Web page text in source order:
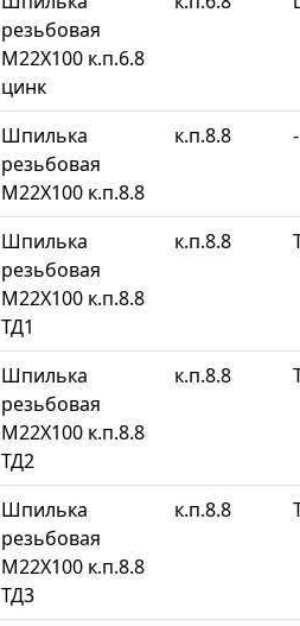
резьбовая
М22Х100 к.п.6.8
цинк
Шпилька
резьбовая
М22Х100 к.п.8.8
к.п.8.8 -
Шпилька
резьбовая
М22Х100 к.п.8.8
ТД1
к.п.8.8
Шпилька
резьбовая
М22Х100 к.п.8.8
ТД2
к.п.8.8
Шпилька
резьбовая
М22Х100 к.п.8.8
ТД3
к.п.8.8